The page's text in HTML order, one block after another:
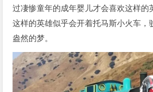
过凄惨童年的成年婴儿才会喜欢这样的
这样的英雄似乎会开着托马斯小火车，
盎然的梦。